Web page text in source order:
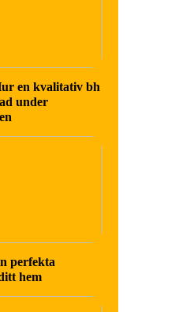
en kvalitativ bh
under
perfekta
hem